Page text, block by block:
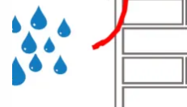
Termorukuma
plēves
Polietilēna
pamatu